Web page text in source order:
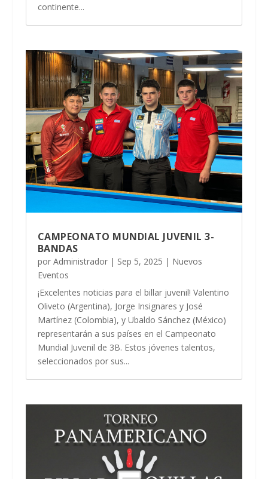
continente...
CAMPEONATO MUNDIAL JUVENIL 3-
BANDAS
por Administrador| Sep 5, 2025 | Nuevos
Eventos
¡Excelentes noticias para el billar juvenil! Valentino
Oliveto (Argentina), Jorge Insignares y José
Martínez (Colombia), y Ubaldo Sánchez (México)
representarán a sus países en el Campeonato
Mundial Juvenil de 3B. Estos jóvenes talentos,
seleccionados por sus...